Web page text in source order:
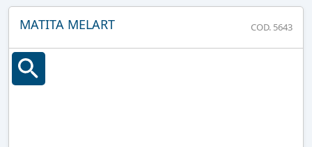
MATITA MELART COD. 5643